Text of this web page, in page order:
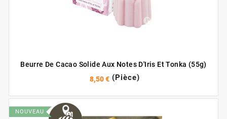
Beurre De Cacao Solide Aux Notes D'Iris Et Tonka (55g)
8,50 € (Pièce)
NOUVEAU